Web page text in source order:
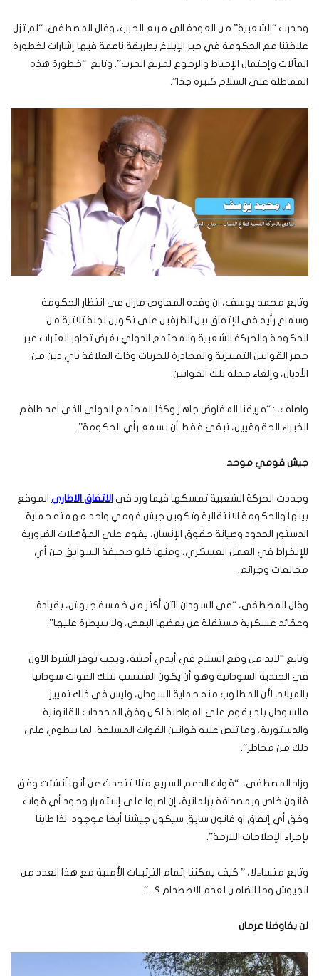
وحذرت “الشعبية” من العودة الى مربع الحرب، وقال المصطفى، “لم تزل
علاقتنا مع الحكومة في حيز الإبلاغ بطريقة ناعمة فيها إشارات لخطورة
المآلات وإحتمال الإحباط والرجوع لمربع الحرب”. وتابع “خطورة هذه
المماطلة على السلام كبيرة جدا”.
وتابع محمد يوسف، ان وفده المفاوض مازال في انتظار الحكومة
وسماع رأيه في الإتفاق بين الطرفين على تكوين لجنة ثلاثية من
الحكومة والحركة الشعبية والمجتمع الدولي بغرض تجاوز العثرات عبر
حصر القوانين التمييزية والمصادرة للحريات وذات العلاقة باي دين من
الأديان، وإلغاء جملة تلك القوانين.
واضاف، : “فريقنا المفاوض جاهز وكذا المجتمع الدولي الذي اعد طاقم
الخبراء الحقوقيين، تبقى فقط أن نسمع رأي الحكومة”.
جيش قومي موحد
وجددت الحركة الشعبية تمسكها فيما ورد في الاتفاق الاطاري الموقع
بينها والحكومة الانتقالية وتكوين جيش قومي واحد مهمته حماية
الدستور الحدود وصيانة حقوق الإنسان، يقوم على المؤهلات الضرورية
للإنخراط في العمل العسكري، ومنها خلو صحيفة السوابق من أي
مخالفات وجرائم.
وقال المصطفى، “في السودان الآن أكثر من خمسة جيوش، بقيادة
وعقائد عسكرية مستقلة عن بعضها البعض، ولا سيطرة عليها”.
وتابع “لابد من وضع السلاح في أيدي أمينة، ويجب توفر الشرط الاول
في الجندية السودانية وهو أن يكون المنتسب لتلك القوات سودانيا
بالميلاد، لأن المطلوب منه حماية السودان، وليس في ذلك تمييز
فالسودان بلد يقوم على المواطنة لكن وفق المحددات القانونية
والدستورية، وما تنص عليه قوانين القوات المسلحة، لما ينطوي على
ذلك من مخاطر”.
وزاد المصطفى، “قوات الدعم السريع مثلا تتحدث عن أنها اُنشئت وفق
قانون خاص وبمصداقة برلمانية، إن اصروا على إستمرار وجود أي قوات
وفق أي إتفاق او قانون سابق سيكون جيشنا أيضا موجود، لذا طابنا
بإجراء الإصلاحات اللازمة”.
وتابع متساءلا، ” كيف يمكننا إتمام الترتيبات الأمنية مع هذا العدد من
الجيوش وما الضامن لعدم الاصطدام ؟.. “.
لن يفاوضنا عرمان